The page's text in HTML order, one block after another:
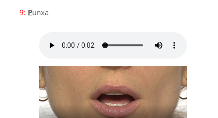
9: Punxa